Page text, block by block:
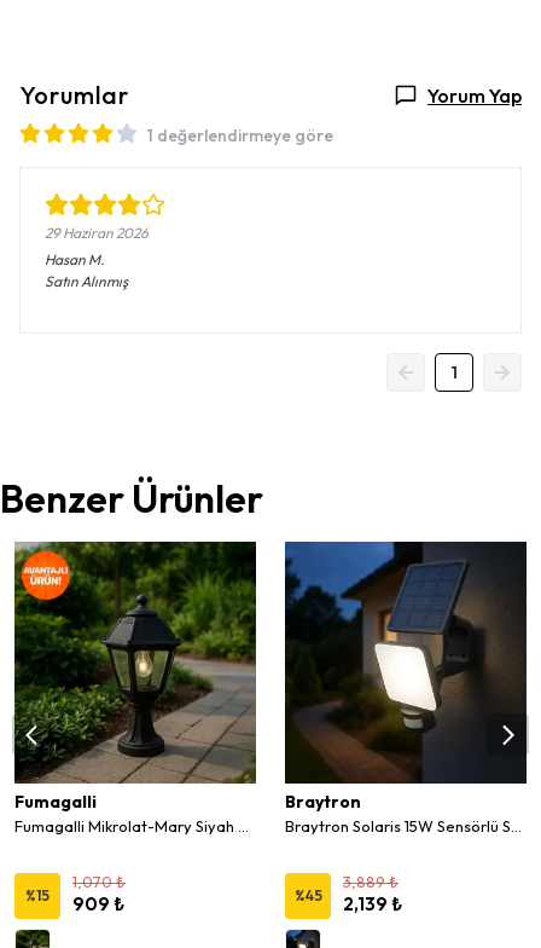
Yorumlar Yorum Yap
1 değerlendirmeye göre
29 Haziran 2026
Hasan M.
Satın Alınmış
1
Benzer Ürünler
Fumagalli
%15
1,070 ₺
909 ₺
Braytron
%45
3,889 ₺
2,139 ₺